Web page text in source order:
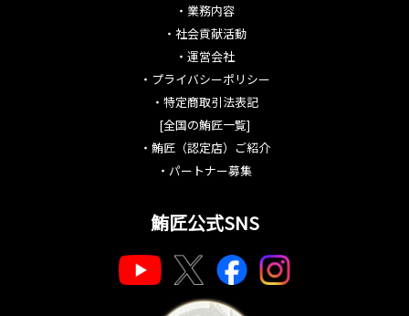
・ 業務内容
・ 社会貢献活動
・ 運営会社
・ プライバシーポリシー
・ 特定商取引法表記
[全国の鮪匠一覧]
・ 鮪匠（認定店）ご紹介
・ パートナー募集
鮪匠公式SNS